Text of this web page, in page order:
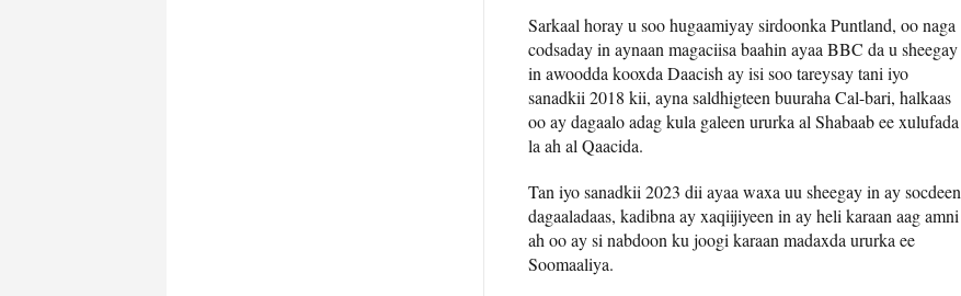
Sarkaal horay u soo hugaamiyay sirdoonka Puntland, oo naga
codsaday in aynaan magaciisa baahin ayaa BBC da u sheegay
in awoodda kooxda Daacish ay isi soo tareysay tani iyo
sanadkii 2018 kii, ayna saldhigteen buuraha Cal-bari, halkaas
oo ay dagaalo adag kula galeen ururka al Shabaab ee xulufada
la ah al Qaacida.
Tan iyo sanadkii 2023 dii ayaa waxa uu sheegay in ay socdeen
dagaaladaas, kadibna ay xaqiijiyeen in ay heli karaan aag amni
ah oo ay si nabdoon ku joogi karaan madaxda ururka ee
Soomaaliya.